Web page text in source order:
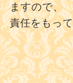
ますので、
責任をもって